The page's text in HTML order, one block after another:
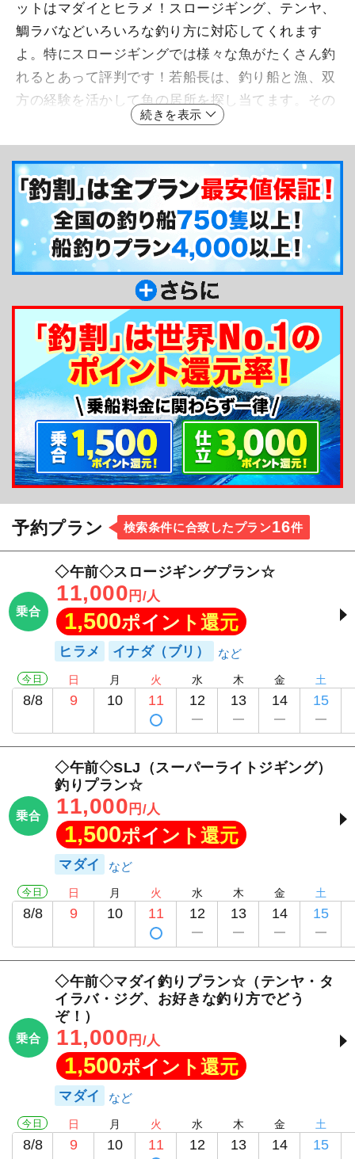
ットはマダイとヒラメ！スロージギング、テンヤ、
鯛ラバなどいろいろな釣り方に対応してくれます
よ。特にスロージギングでは様々な魚がたくさん釣
れるとあって評判です！若船長は、釣り船と漁、双
方の経験を活かして魚の居所を探し当てます。その
様子はまるで、魚の心が読めているかのよう…。も
ちろんお客様へも心遣いを忘れない船長は、皆さん
の心もギュッと掴んでしまいます。いつもニコニコ
と素敵な笑顔でお客様からの色々な質問に、優しく
丁寧に応えています。こんな素敵な船長がいる【久
保丸】なら、釣りのベテランも、初心者の方も、皆
さん安心して釣りを楽しめますね。
釣り船からのメッセージ
久保丸です、よろしくお願いします！鹿島港はた
くさんの釣り船で賑わっていますが、釣りに対する
気持ちは誰にも負けないつもりです！皆様に良い釣
果で喜んで頂くため、魚の事がなんでも分かる船長
でありたいと思っています。分からない事はなんで
も聞いてください☆
続きを表示
予約プラン 検索条件に合致したプラン16件
乗合
◇午前◇スロージギングプラン☆
11,000 円/人
1,500ポイント還元
ヒラメ イナダ（ブリ）
今日
8/8
日
9
月
10
火
11
水
12
木
13
金
14
土
15
乗合
◇午前◇SLJ（スーパーライトジギング）
釣りプラン☆
11,000 円/人
1,500ポイント還元
マダイ
今日
8/8
日
9
月
10
火
11
水
12
木
13
金
14
土
15
乗合
◇午前◇マダイ釣りプラン☆（テンヤ・タ
イラバ・ジグ、お好きな釣り方でどう
ぞ！）
11,000 円/人
1,500ポイント還元
マダイ
今日
8/8
日
9
月
10
火
11
水
12
木
13
金
14
土
15